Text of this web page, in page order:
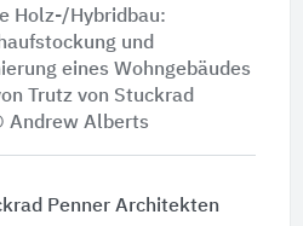
Holz-/Hybridbau:
und
eines Wohngebäudes
Trutz von Stuckrad
Andrew Alberts
Penner Architekten